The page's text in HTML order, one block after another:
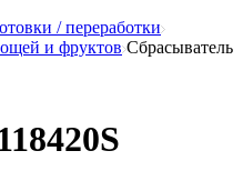
/ переработки
и фруктов Сбрасыватель